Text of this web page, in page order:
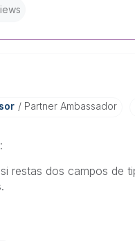
Partner Ambassador
restas dos campos de